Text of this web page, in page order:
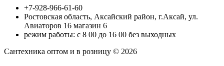
+7-928-966-61-60
Ростовская область, Аксайский район, г.Аксай, ул.
Авиаторов 16 магазин 6
режим работы: с 8 00 до 16 00 без выходных
Сантехника оптом и в розницу © 2026